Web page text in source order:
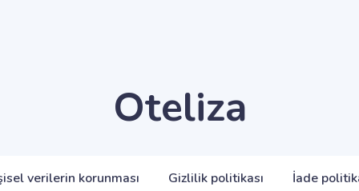
Oteliza
verilerin korunması Gizlilik politikası İade